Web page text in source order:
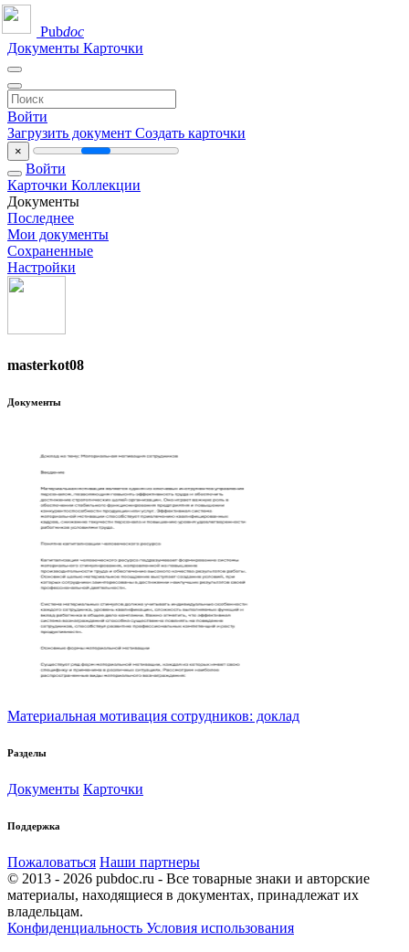
Pubdoc
Документы Карточки
Войти
Загрузить документ Создать карточки
×
Войти
Карточки Коллекции
Документы
Последнее
Мои документы
Сохраненные
Настройки
masterkot08
Документы
Материальная мотивация сотрудников: доклад
Разделы
Документы Карточки
Поддержка
Пожаловаться Наши партнеры
© 2013 - 2026 pubdoc.ru - Все товарные знаки и авторские
материалы, находящиеся в документах, принадлежат их
владельцам.
Конфиденциальность Условия использования